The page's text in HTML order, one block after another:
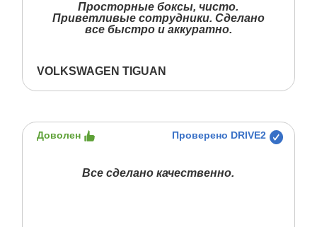
Просторные боксы, чисто.
Приветливые сотрудники. Сделано
все быстро и аккуратно.
VOLKSWAGEN TIGUAN
Доволен Проверено DRIVE2
Все сделано качественно.